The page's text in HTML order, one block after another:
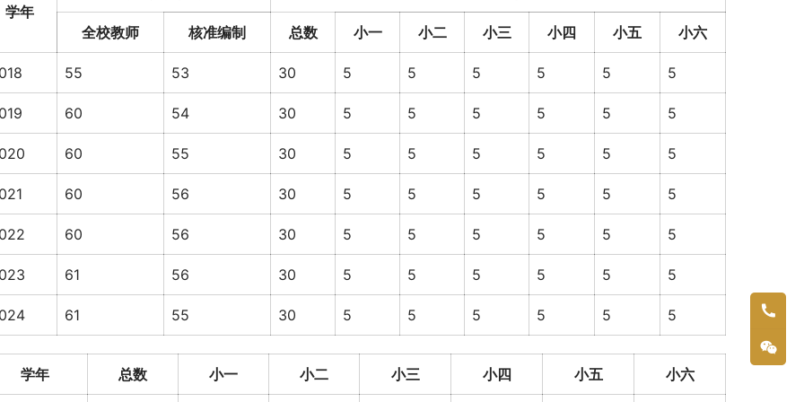
学年
全校教师 核准编制 总数 小一 小二 小三 小四 小五 小六
55 53 30 5 5 5 5 5 5
60 54 30 5 5 5 5 5 5
60 55 30 5 5 5 5 5 5
60 56 30 5 5 5 5 5 5
60 56 30 5 5 5 5 5 5
61 56 30 5 5 5 5 5 5
61 55 30 5 5 5 5 5 5
学年 总数 小一 小二 小三 小四 小五 小六